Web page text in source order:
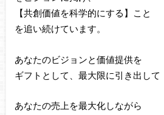
【共創価値を科学的にする】こと
を追い続けています。
あなたのビジョンと価値提供を
ギフトとして、最大限に引き出して
あなたの売上を最大化しながら